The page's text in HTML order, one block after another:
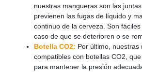
nuestras mangueras son las
previenen las fugas de líquido y
continuo de la cerveza. Son
caso de que se deterioren o se
Botella CO2: Por último, nuestras
compatibles con botellas CO2,
para mantener la presión